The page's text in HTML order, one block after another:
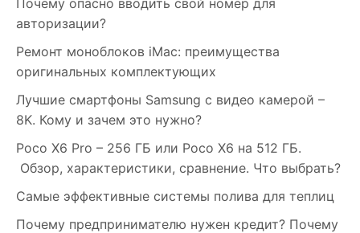
авторизации?
Ремонт моноблоков iMac: преимущества
оригинальных комплектующих
Лучшие смартфоны Samsung c видео камерой –
8K. Кому и зачем это нужно?
Poco X6 Pro – 256 ГБ или Poco X6 на 512 ГБ.
Обзор, характеристики, сравнение. Что выбрать?
Самые эффективные системы полива для теплиц
Почему предпринимателю нужен кредит? Почему